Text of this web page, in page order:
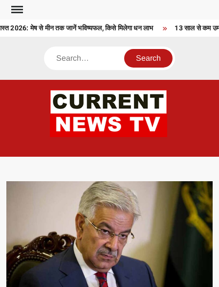
Skip
contentमेष से मीन तक जानें भविष्यफल, किसे मिलेगा धन लाभ 13 साल से कम
Search